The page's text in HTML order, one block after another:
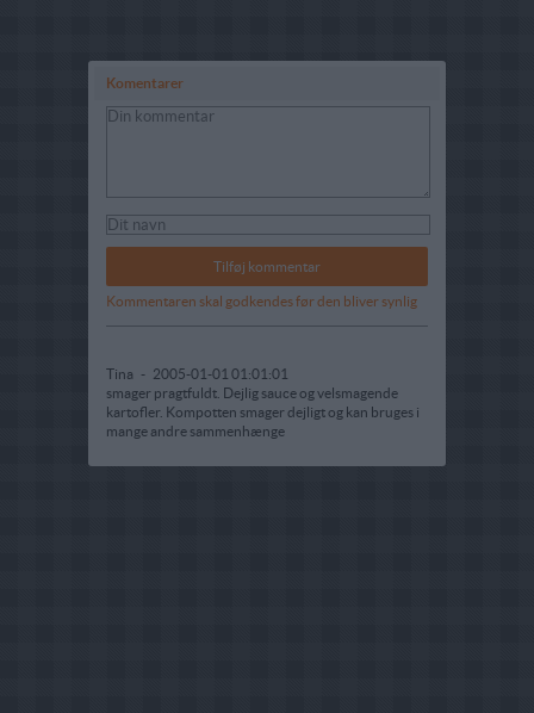
Komentarer
Kommentaren skal godkendes før den bliver synlig
Tina - 2005-01-01 01:01:01
smager pragtfuldt. Dejlig sauce og velsmagende
kartofler. Kompotten smager dejligt og kan bruges i
mange andre sammenhænge